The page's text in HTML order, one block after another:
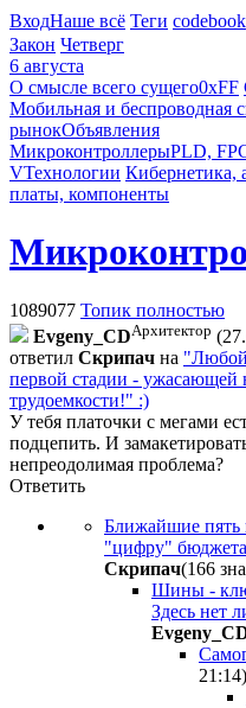
ВходНаше всё Теги codebook
Закон Четверг
6 августа
О смысле всего сущего0xFF
Мобильная и беспроводная
рынокОбъявления
МикроконтроллерыPLD,
VТехнологии Кибернетика,
платы, компоненты
1089077 Топик полностью
Evgeny_CDАрхитектор
ответил Cкpипaч на "Любой
первой стадии - ужасающей
трудоемкости!" :)
У тебя платочки с мегами
подцепить. И
непреодолимая проблема?
Ответить
Ближайшие пять
"цифру" бюджета
Cкpипaч(166
Шины -
Здесь нет
21:14)